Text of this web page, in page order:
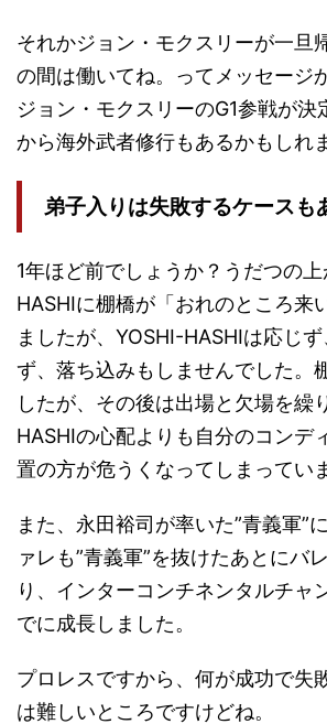
それかジョン・モクスリーが一旦
の間は働いてね。ってメッセージ
ジョン・モクスリーのG1参戦が決
から海外武者修行もあるかもしれ
弟子入りは失敗するケースも
1年ほど前でしょうか？うだつの
HASHIに棚橋が「おれのところ来
ましたが、YOSHI-HASHIは応じ
ず、落ち込みもしませんでした。
したが、その後は出場と欠場を繰
HASHIの心配よりも自分のコンデ
置の方が危うくなってしまってい
また、永田裕司が率いた”青義軍”
ァレも”青義軍”を抜けたあとにバ
り、インターコンチネンタルチャ
でに成長しました。
プロレスですから、何が成功で失
は難しいところですけどね。